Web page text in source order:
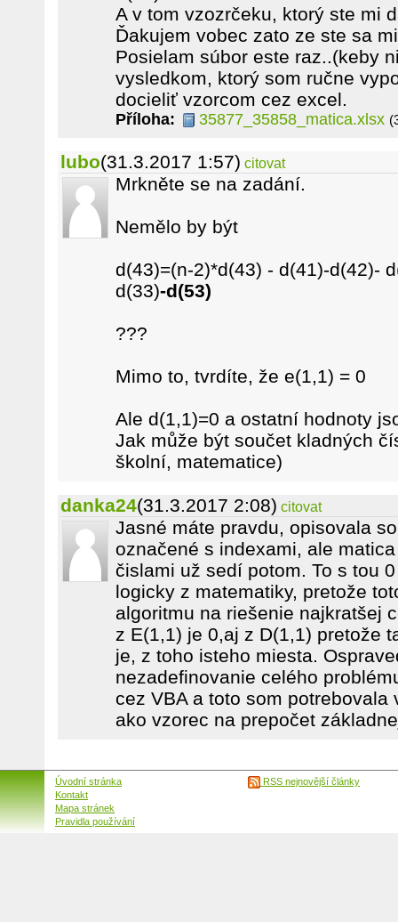
A v tom vzozrčeku, ktorý ste mi
Ďakujem vobec zato ze ste sa
Posielam súbor este raz..(keby
vysledkom, ktorý som ručne
docieliť vzorcom cez excel.
Příloha: 35877_35858_matica.xlsx
lubo(31.3.2017 1:57) citovat
Mrkněte se na zadání.
Nemělo by být
d(43)=(n-2)*d(43) - d(41)-d(42)-
d(33)-d(53)
???
Mimo to, tvrdíte, že e(1,1) = 0
Ale d(1,1)=0 a ostatní hodnoty
Jak může být součet kladných
školní, matematice)
danka24(31.3.2017 2:08) citovat
Jasné máte pravdu, opisovala
označené s indexami, ale
čislami už sedí potom. To s tou
logicky z matematiky, pretože
algoritmu na riešenie najkratšej
z E(1,1) je 0,aj z D(1,1) pretože
je, z toho isteho miesta.
nezadefinovanie celého
cez VBA a toto som
ako vzorec na prepočet
Úvodní stránka
Kontakt
Mapa stránek
Pravidla používání
RSS nejnovější články